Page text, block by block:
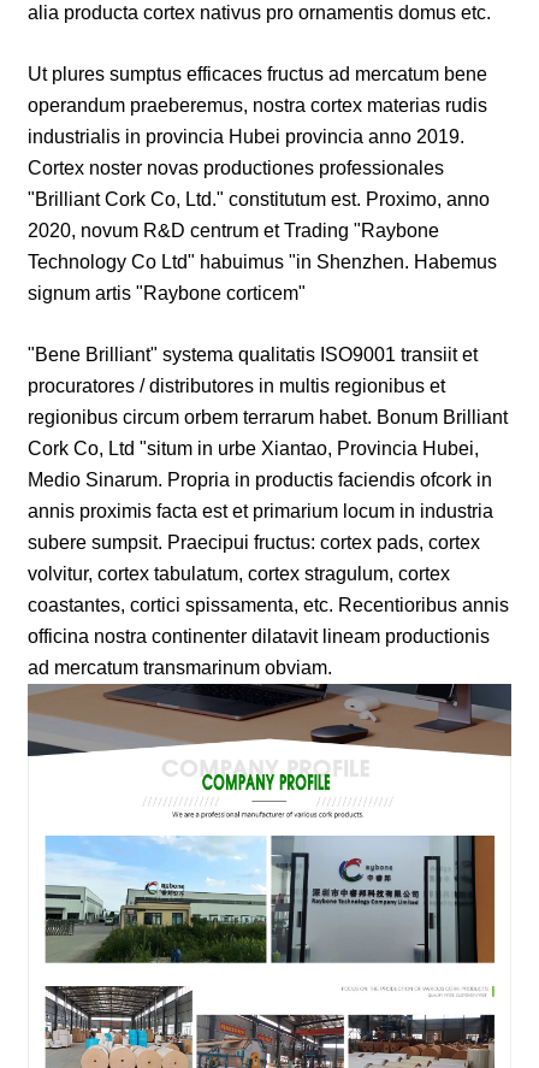
alia producta cortex nativus pro ornamentis domus etc.
Ut plures sumptus efficaces fructus ad mercatum bene
operandum praeberemus, nostra cortex materias rudis
industrialis in provincia Hubei provincia anno 2019.
Cortex noster novas productiones professionales
"Brilliant Cork Co, Ltd." constitutum est. Proximo, anno
2020, novum R&D centrum et Trading "Raybone
Technology Co Ltd" habuimus "in Shenzhen. Habemus
signum artis "Raybone corticem"
"Bene Brilliant" systema qualitatis ISO9001 transiit et
procuratores / distributores in multis regionibus et
regionibus circum orbem terrarum habet. Bonum Brilliant
Cork Co, Ltd "situm in urbe Xiantao, Provincia Hubei,
Medio Sinarum. Propria in productis faciendis ofcork in
annis proximis facta est et primarium locum in industria
subere sumpsit. Praecipui fructus: cortex pads, cortex
volvitur, cortex tabulatum, cortex stragulum, cortex
coastantes, cortici spissamenta, etc. Recentioribus annis
officina nostra continenter dilatavit lineam productionis
ad mercatum transmarinum obviam.